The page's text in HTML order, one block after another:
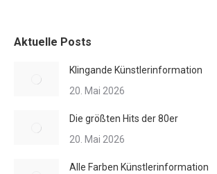
Aktuelle Posts
Klingande Künstlerinformation
20. Mai 2026
Die größten Hits der 80er
20. Mai 2026
Alle Farben Künstlerinformation